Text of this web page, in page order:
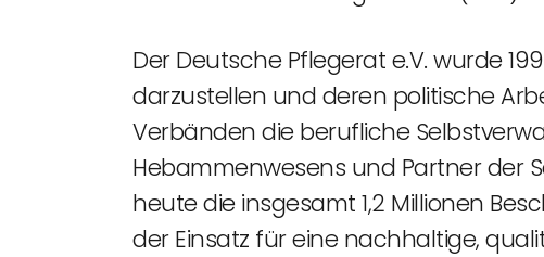
Der Deutsche Pflegerat e.V. wurde
darzustellen und deren politische
Verbänden die berufliche
Hebammenwesens und Partner der
heute die insgesamt 1,2 Millionen
der Einsatz für eine nachhaltige,